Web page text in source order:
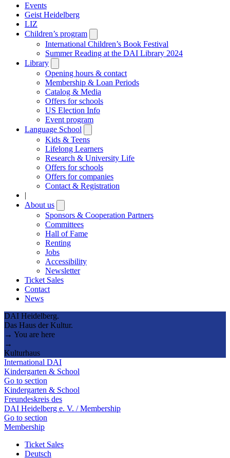
Events
Geist Heidelberg
LIZ
Children’s program
submenu
International Children’s Book Festival
Summer Reading at the DAI Library 2024
Library
submenu
Opening hours & contact
Membership & Loan Periods
Catalog & Media
Offers for schools
US Election Info
Event program
Language School
submenu
Kids & Teens
Lifelong Learners
Research & University Life
Offers for schools
Offers for companies
Contact & Registration
|
About us
submenu
Sponsors & Cooperation Partners
Committees
Hall of Fame
Renting
Jobs
Accessibility
Newsletter
Ticket Sales
Contact
News
DAI Heidelberg.
Das Haus der Kultur.
→ You are here
→
Kulturhaus
International DAI
Kindergarten & School
Go to section
Kindergarten & School
Freundeskreis des
DAI Heidelberg e. V. / Membership
Go to section
Membership
Ticket Sales
Deutsch